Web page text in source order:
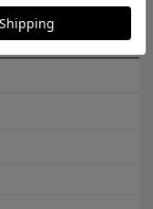
Ｊ3